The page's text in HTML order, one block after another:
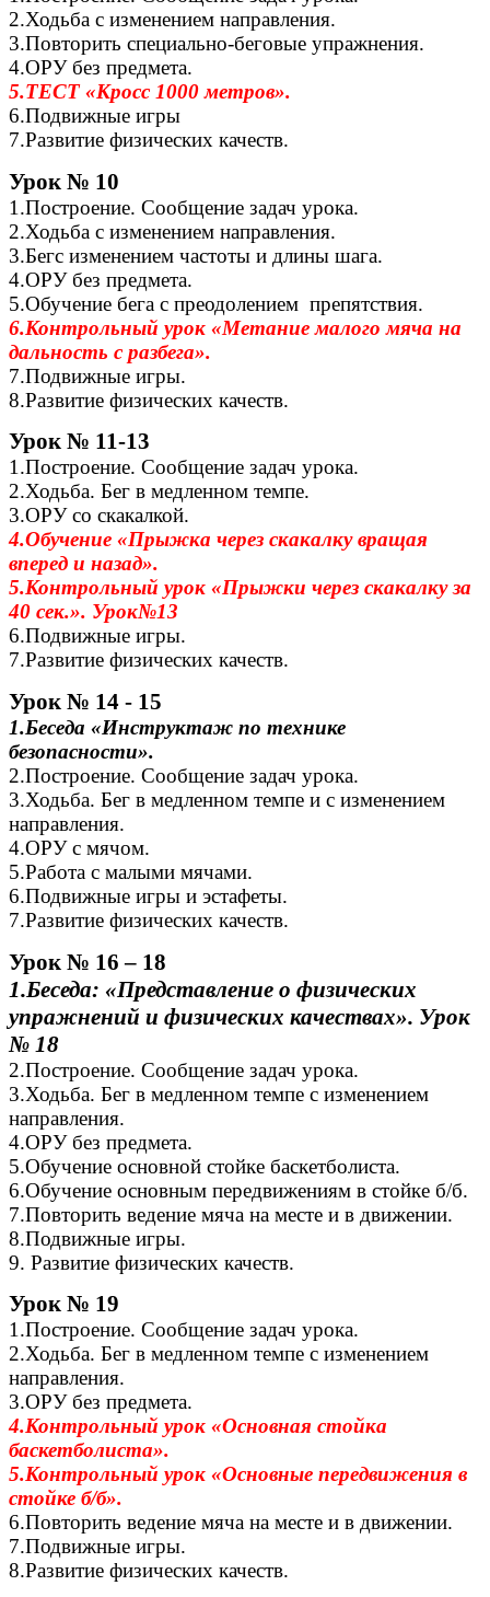
2.Ходьба с изменением направления.
3.Повторить специально-беговые упражнения.
4.ОРУ без предмета.
5.ТЕСТ «Кросс 1000 метров».
6.Подвижные игры
7.Развитие физических качеств.
Урок № 10
1.Построение. Сообщение задач урока.
2.Ходьба с изменением направления.
3.Бегс изменением частоты и длины шага.
4.ОРУ без предмета.
5.Обучение бега с преодолением препятствия.
6.Контрольный урок «Метание малого мяча на
дальность с разбега».
7.Подвижные игры.
8.Развитие физических качеств.
Урок № 11-13
1.Построение. Сообщение задач урока.
2.Ходьба. Бег в медленном темпе.
3.ОРУ со скакалкой.
4.Обучение «Прыжка через скакалку вращая
вперед и назад».
5.Контрольный урок «Прыжки через скакалку за
40 сек.». Урок№13
6.Подвижные игры.
7.Развитие физических качеств.
Урок № 14 - 15
1.Беседа «Инструктаж по технике
безопасности».
2.Построение. Сообщение задач урока.
3.Ходьба. Бег в медленном темпе и с изменением
направления.
4.ОРУ с мячом.
5.Работа с малыми мячами.
6.Подвижные игры и эстафеты.
7.Развитие физических качеств.
Урок № 16 – 18
1.Беседа: «Представление о физических
упражнений и физических качествах». Урок
№ 18
2.Построение. Сообщение задач урока.
3.Ходьба. Бег в медленном темпе с изменением
направления.
4.ОРУ без предмета.
5.Обучение основной стойке баскетболиста.
6.Обучение основным передвижениям в стойке б/б.
7.Повторить ведение мяча на месте и в движении.
8.Подвижные игры.
9. Развитие физических качеств.
Урок № 19
1.Построение. Сообщение задач урока.
2.Ходьба. Бег в медленном темпе с изменением
направления.
3.ОРУ без предмета.
4.Контрольный урок «Основная стойка
баскетболиста».
5.Контрольный урок «Основные передвижения в
стойке б/б».
6.Повторить ведение мяча на месте и в движении.
7.Подвижные игры.
8.Развитие физических качеств.